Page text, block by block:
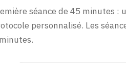
séance de 45 minutes :
personnalisé. Les